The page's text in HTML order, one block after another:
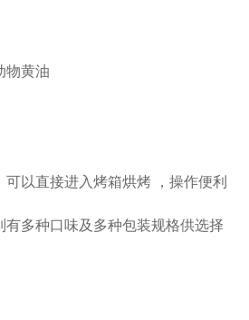
物黄油
可以直接进入烤箱烘烤 ，操作便利
有多种口味及多种包装规格供选择